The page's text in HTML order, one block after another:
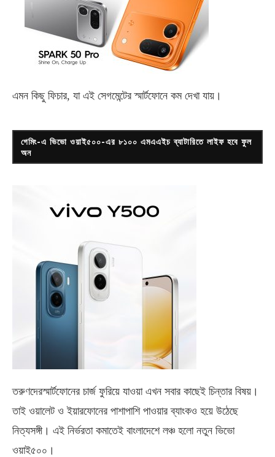
এমন কিছু ফিচার, যা এই সেগমেন্টের স্মার্টফোনে কম দেখা যায়।
গেমিং-এ ভিভো ওয়াই৫০০-এর ৮১০০ এমএএইচ ব্যাটারিতে লাইফ হবে ফুল
অন
তরুণদেরস্মার্টফোনের চার্জ ফুরিয়ে যাওয়া এখন সবার কাছেই চিন্তার বিষয়।
তাই ওয়ালেট ও ইয়ারফোনের পাশাপাশি পাওয়ার ব্যাংকও হয়ে উঠেছে
নিত্যসঙ্গী। এই নির্ভরতা কমাতেই বাংলাদেশে লঞ্চ হলো নতুন ভিভো
ওয়াই৫০০ ।